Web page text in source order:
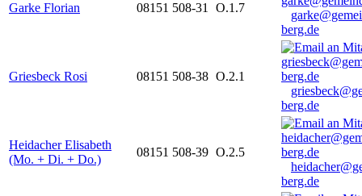
Garke Florian 08151 508-31 O.1.7
berg.de
Griesbeck Rosi 08151 508-38 O.2.1
berg.de
Heidacher Elisabeth
(Mo. + Di. + Do.)
08151 508-39 O.2.5
berg.de